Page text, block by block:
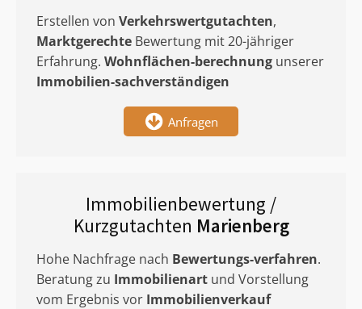
Erstellen von Verkehrswertgutachten,
Marktgerechte Bewertung mit 20-jähriger
Erfahrung. Wohnflächen-berechnung unserer
Immobilien-sachverständigen
Anfragen
Immobilienbewertung /
Kurzgutachten Marienberg
Hohe Nachfrage nach Bewertungs-verfahren.
Beratung zu Immobilienart und Vorstellung
vom Ergebnis vor Immobilienverkauf